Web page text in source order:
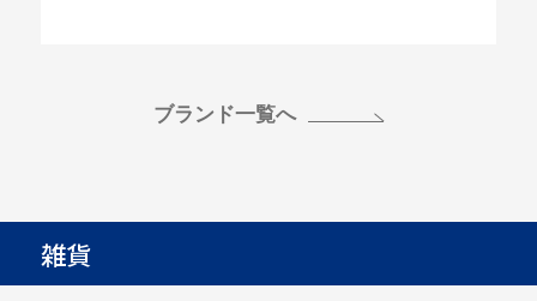
ブランド一覧へ
雑貨